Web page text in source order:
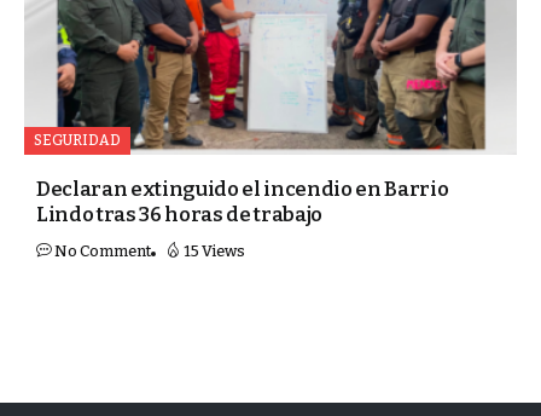
SEGURIDAD
Declaran extinguido el incendio en Barrio
Lindo tras 36 horas de trabajo
No Comment 15 Views